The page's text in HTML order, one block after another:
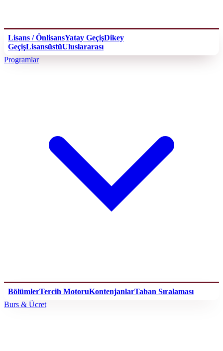
Lisans / ÖnlisansYatay GeçişDikey
GeçişLisansüstüUluslararası
Programlar
BölümlerTercih MotoruKontenjanlarTaban Sıralaması
Burs & Ücret